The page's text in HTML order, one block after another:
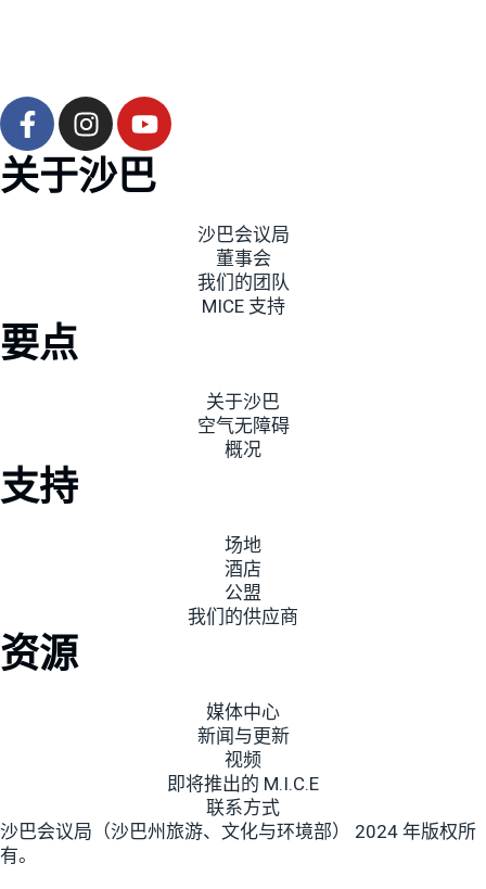
F
a
c
e
-
f
I
n
s
t
Y
o
u
t
关于沙巴
沙巴会议局
董事会
我们的团队
MICE 支持
要点
关于沙巴
空气无障碍
概况
支持
场地
酒店
公盟
我们的供应商
资源
媒体中心
新闻与更新
视频
即将推出的 M.I.C.E
联系方式
沙巴会议局（沙巴州旅游、文化与环境部） 2024 年版权所
有。